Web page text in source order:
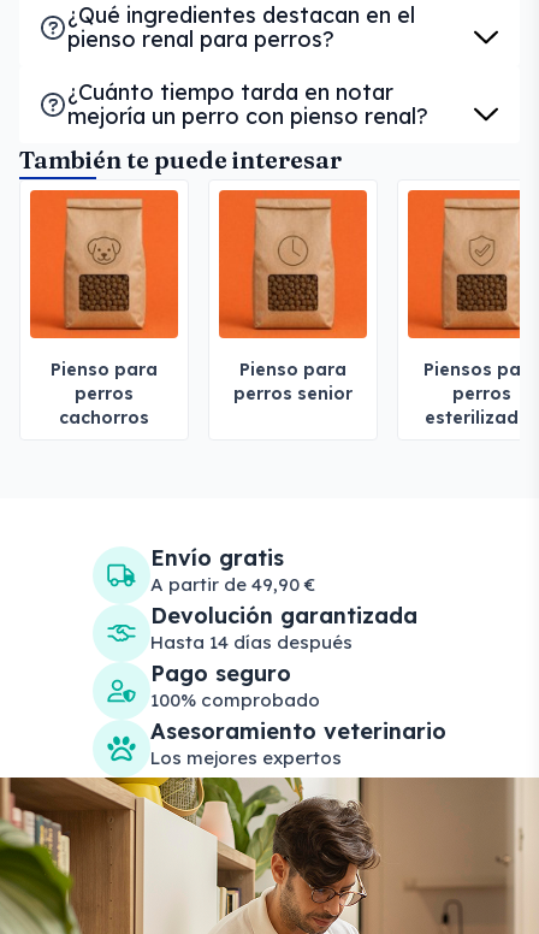
¿Qué ingredientes destacan en el
pienso renal para perros?
¿Cuánto tiempo tarda en notar
mejoría un perro con pienso renal?
También te puede interesar
Pienso para
perros
cachorros
Pienso para
perros senior
Piensos para
perros
esterilizados
Envío gratis
A partir de 49,90 €
Devolución garantizada
Hasta 14 días después
Pago seguro
100% comprobado
Asesoramiento veterinario
Los mejores expertos